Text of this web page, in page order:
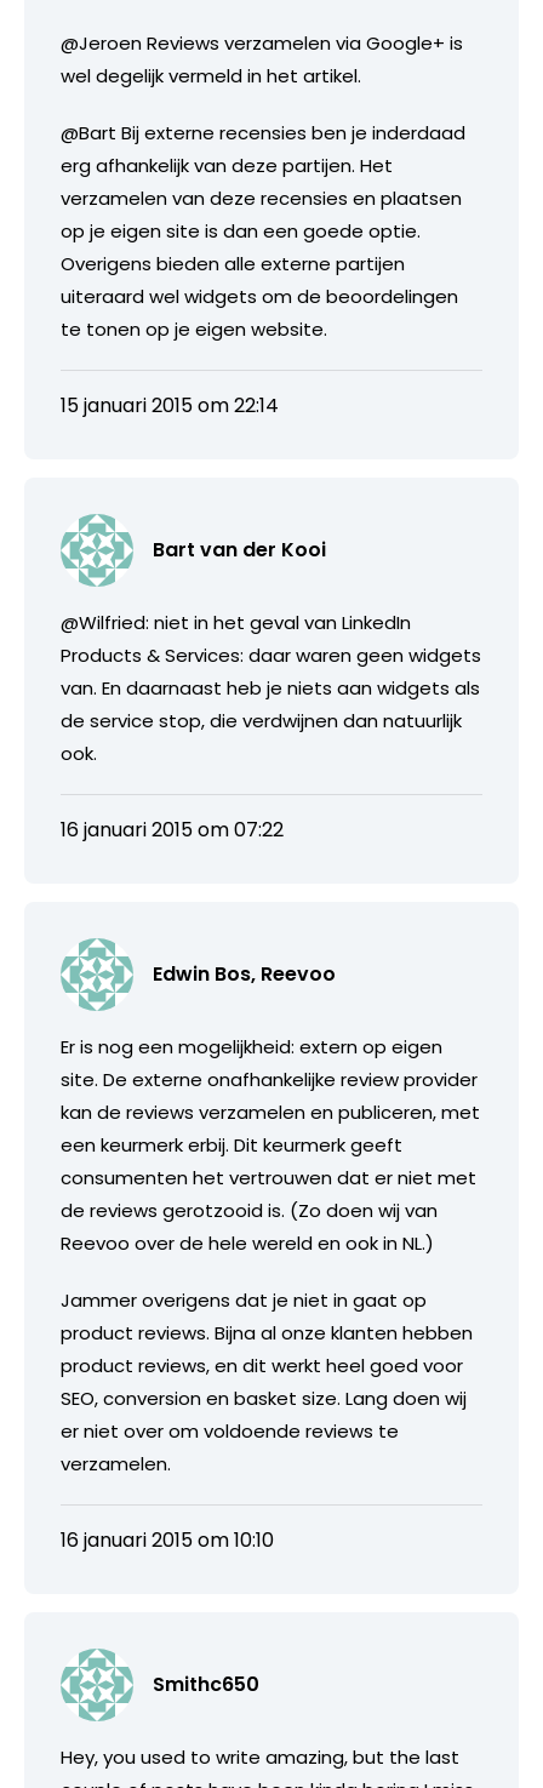
@Jeroen Reviews verzamelen via Google+ is
wel degelijk vermeld in het artikel.
@Bart Bij externe recensies ben je inderdaad
erg afhankelijk van deze partijen. Het
verzamelen van deze recensies en plaatsen
op je eigen site is dan een goede optie.
Overigens bieden alle externe partijen
uiteraard wel widgets om de beoordelingen
te tonen op je eigen website.
15 januari 2015 om 22:14
Bart van der Kooi
@Wilfried: niet in het geval van LinkedIn
Products & Services: daar waren geen widgets
van. En daarnaast heb je niets aan widgets als
de service stop, die verdwijnen dan natuurlijk
ook.
16 januari 2015 om 07:22
Edwin Bos, Reevoo
Er is nog een mogelijkheid: extern op eigen
site. De externe onafhankelijke review provider
kan de reviews verzamelen en publiceren, met
een keurmerk erbij. Dit keurmerk geeft
consumenten het vertrouwen dat er niet met
de reviews gerotzooid is. (Zo doen wij van
Reevoo over de hele wereld en ook in NL.)
Jammer overigens dat je niet in gaat op
product reviews. Bijna al onze klanten hebben
product reviews, en dit werkt heel goed voor
SEO, conversion en basket size. Lang doen wij
er niet over om voldoende reviews te
verzamelen.
16 januari 2015 om 10:10
Smithc650
Hey, you used to write amazing, but the last